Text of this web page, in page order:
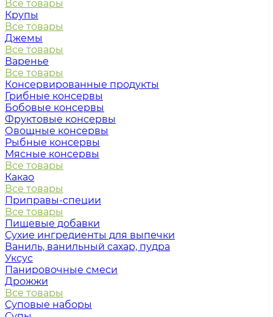
Все товары
Крупы
Все товары
Джемы
Все товары
Варенье
Все товары
Консервированные продукты
Грибные консервы
Бобовые консервы
Фруктовые консервы
Овощные консервы
Рыбные консервы
Мясные консервы
Все товары
Какао
Все товары
Приправы-специи
Все товары
Пищевые добавки
Сухие ингредиенты для выпечки
Ваниль, ванильный сахар, пудра
Уксус
Панировочные смеси
Дрожжи
Все товары
Суповые наборы